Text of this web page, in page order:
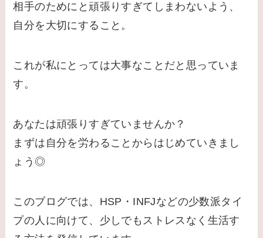
相手のためにと頑張りすぎてしまわないよう、
自分を大切にすること。
これが私にとっては大事なことだと思っていま
す。
あなたは頑張りすぎていませんか？
まずは自分を労わることからはじめていきまし
ょう◎
このブログでは、HSP・INFJなどの少数派タイ
プの人に向けて、少しでもストレスなく生活す